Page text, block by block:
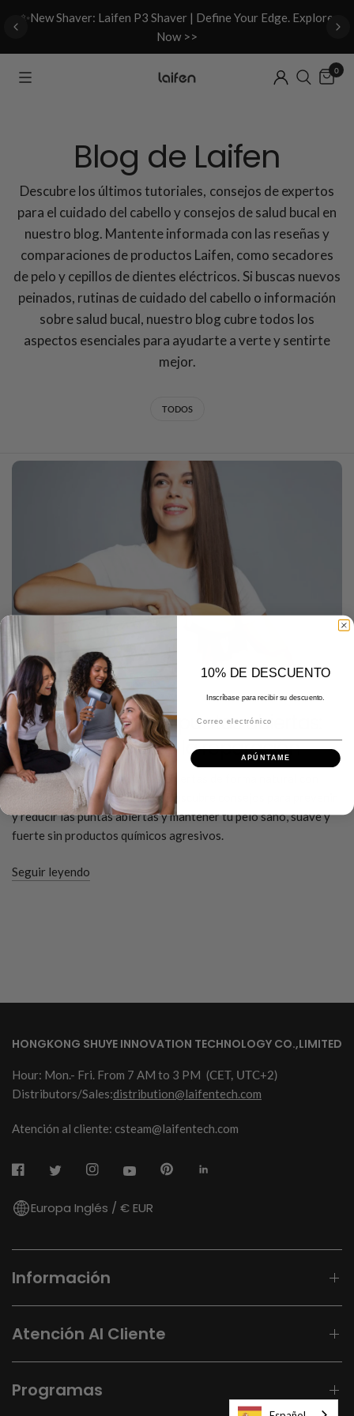
✨New Shaver: Laifen P3 Shaver | Define Your Edge. Explore
Now >>
0
Blog de Laifen
Descubre los últimos tutoriales, consejos de expertos
para el cuidado del cabello y consejos de salud bucal en
nuestro blog. Mantente informada con las reseñas y
comparaciones de productos Laifen, como secadores
de pelo y cepillos de dientes eléctricos. Si buscas nuevos
peinados, rutinas de cuidado del cabello o información
sobre salud bucal, nuestro blog cubre todos los
aspectos esenciales para ayudarte a verte y sentirte
mejor.
TODOS
DECEMBER 22 2025
Cómo arreglar las puntas abiertas:
de la prevención a la reparación
Aprende a reparar las puntas abiertas de forma natural con
remedios caseros y sencillos. Descubre consejos para prevenir
y reducir las puntas abiertas y mantener tu pelo sano, suave y
fuerte sin productos químicos agresivos.
Seguir leyendo
HONGKONG SHUYE INNOVATION TECHNOLOGY CO.,LIMITED
Hour: Mon.- Fri. From 7 AM to 3 PM (CET, UTC+2)
Distributors/Sales:distribution@laifentech.com
Atención al cliente: csteam@laifentech.com
Europa Inglés / € EUR
Información
Atención Al Cliente
Programas
10% DE DESCUENTO
Inscríbase para recibir su descuento.
APÚNTAME